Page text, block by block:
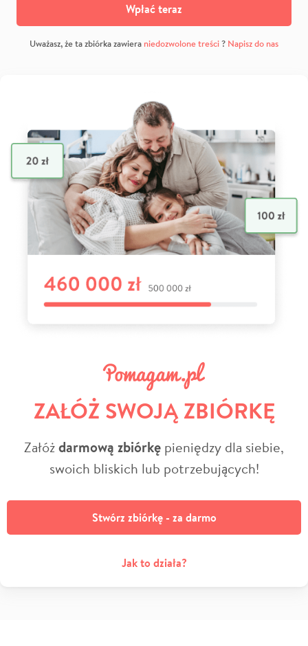
Wpłać teraz
Uważasz, że ta zbiórka zawiera niedozwolone treści? Napisz do nas
ZAŁÓŻ SWOJĄ ZBIÓRKĘ
Załóżdarmową zbiórkę pieniędzy dla siebie,
swoich bliskich lub potrzebujących!
Stwórz zbiórkę - za darmo
Jak to działa?